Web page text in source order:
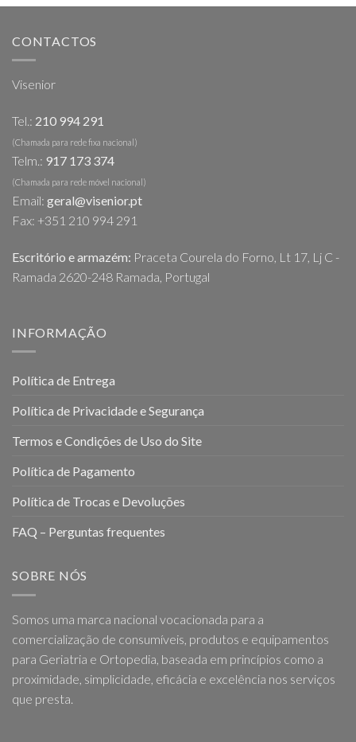
CONTACTOS
Visenior
Tel.: 210 994 291
(Chamada para rede fixa nacional)
Telm.: 917 173 374
(Chamada para rede móvel nacional)
Email: geral@visenior.pt
Fax: +351 210 994 291
Escritório e armazém: Praceta Courela do Forno, Lt 17, Lj C -
Ramada 2620-248 Ramada, Portugal
INFORMAÇÃO
Política de Entrega
Política de Privacidade e Segurança
Termos e Condições de Uso do Site
Política de Pagamento
Política de Trocas e Devoluções
FAQ – Perguntas frequentes
SOBRE NÓS
Somos uma marca nacional vocacionada para a
comercialização de consumíveis, produtos e equipamentos
para Geriatria e Ortopedia, baseada em princípios como a
proximidade, simplicidade, eficácia e excelência nos serviços
que presta.